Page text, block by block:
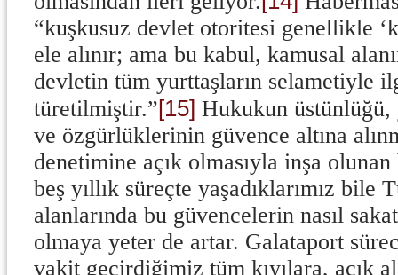
“kuşkusuz devlet otoritesi genellikle
ele alınır; ama bu kabul, kamusal
devletin tüm yurttaşların selametiyle
türetilmiştir.”[15] Hukukun üstünlüğü,
ve özgürlüklerinin güvence altına
denetimine açık olmasıyla inşa
beş yıllık süreçte yaşadıklarımız bile
alanlarında bu güvencelerin nasıl
olmaya yeter de artar. Galataport
vakit geçirdiğimiz tüm kıyılara, açık